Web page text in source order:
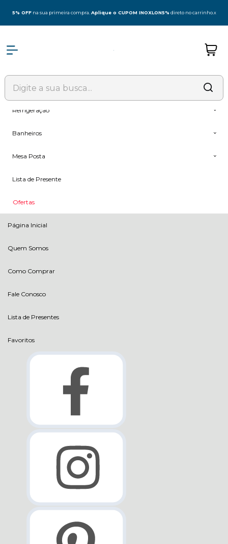
Forno + Microondas
Refrigeração
Banheiros
Mesa Posta
Lista de Presente
Ofertas
Página Inicial
Quem Somos
Como Comprar
Fale Conosco
Lista de Presentes
Favoritos
5% OFF na sua primeira compra.Aplique o CUPOM INOXLON5% direto no carrinho.x